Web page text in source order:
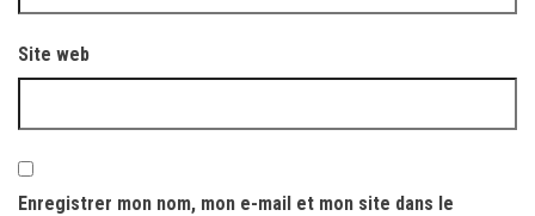
Site web
Enregistrer mon nom, mon e-mail et mon site dans le